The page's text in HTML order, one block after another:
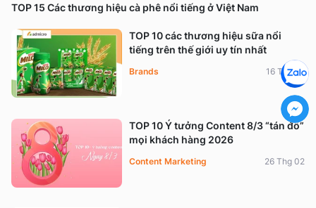
TOP 15 Các thương hiệu cà phê nổi tiếng ở Việt Nam
TOP 10 các thương hiệu sữa nổi
tiếng trên thế giới uy tín nhất
Brands 16 Thg 01
TOP 10 Ý tưởng Content 8/3 “tán đổ”
mọi khách hàng 2026
Content Marketing 26 Thg 02